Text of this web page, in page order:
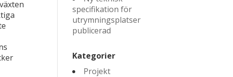
specifikation för
utrymningsplatser
publicerad
Kategorier
Projekt